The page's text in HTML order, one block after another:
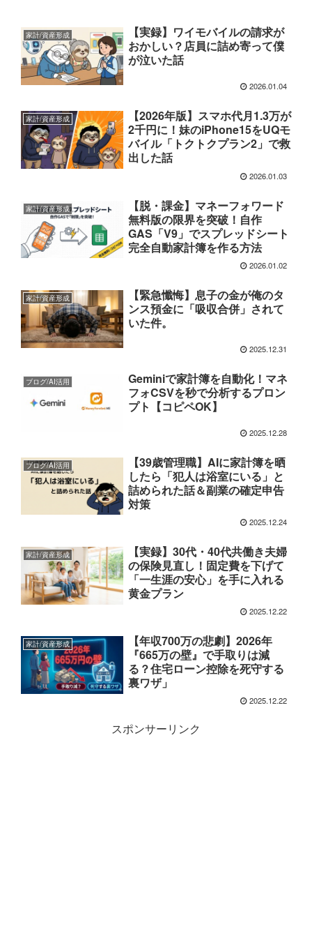
家計/資産形成
【実録】ワイモバイルの請求が
おかしい？店員に詰め寄って僕
が泣いた話
2026.01.04
家計/資産形成
【2026年版】スマホ代月1.3万が
2千円に！妹のiPhone15をUQモ
バイル「トクトクプラン2」で救
出した話
2026.01.03
家計/資産形成
【脱・課金】マネーフォワード
無料版の限界を突破！自作
GAS「V9」でスプレッドシート
完全自動家計簿を作る方法
2026.01.02
家計/資産形成
【緊急懺悔】息子の金が俺のタ
ンス預金に「吸収合併」されて
いた件。
2025.12.31
ブログ/AI活用
Geminiで家計簿を自動化！マネ
フォCSVを秒で分析するプロン
プト【コピペOK】
2025.12.28
ブログ/AI活用
【39歳管理職】AIに家計簿を晒
したら「犯人は浴室にいる」と
詰められた話＆副業の確定申告
対策
2025.12.24
家計/資産形成
【実録】30代・40代共働き夫婦
の保険見直し！固定費を下げて
「一生涯の安心」を手に入れる
黄金プラン
2025.12.22
家計/資産形成
【年収700万の悲劇】2026年
『665万の壁』で手取りは減
る？住宅ローン控除を死守する
裏ワザ」
2025.12.22
スポンサーリンク